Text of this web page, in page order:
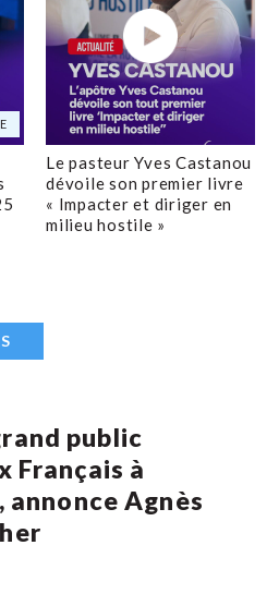
Le pasteur Yves Castanou
dévoile son premier livre
« Impacter et diriger en
milieu hostile »
public
Français à
Agnès